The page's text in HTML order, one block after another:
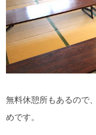
無料休憩所もあるので
めです。